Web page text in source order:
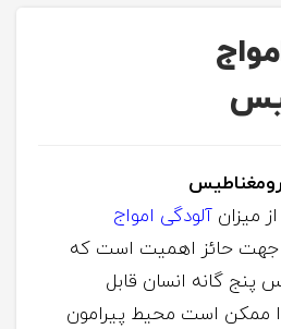
میزان آلودگی امواج
جهت حائز اهمیت است که
پنج گانه انسان قابل
ممکن است محیط پیرامون